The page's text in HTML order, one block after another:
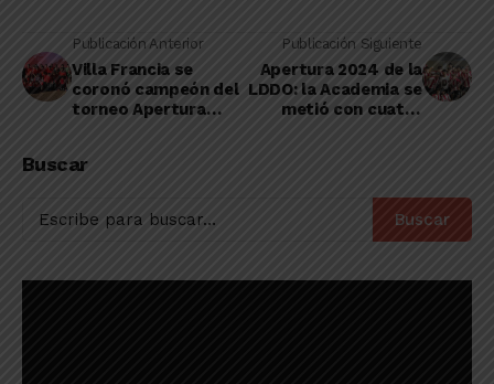
Publicación Anterior
Villa Francia se
coronó campeón del
torneo Apertura
División
Publicación Siguiente
Apertura 2024 de la
LDDO: la Academia se
metió con cuatro
Buscar
Buscar